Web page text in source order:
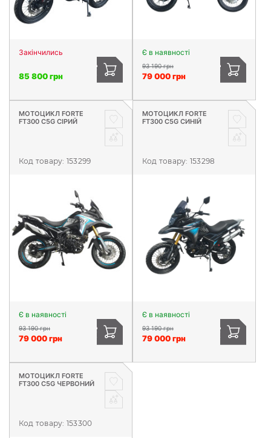
Закінчились
85 800 грн
Є в наявності
93 190 грн
79 000 грн
МОТОЦИКЛ FORTE
FT300 C5G СІРИЙ
Код товару: 153299
Є в наявності
93 190 грн
79 000 грн
МОТОЦИКЛ FORTE
FT300 C5G СИНІЙ
Код товару: 153298
Є в наявності
93 190 грн
79 000 грн
МОТОЦИКЛ FORTE
FT300 C5G ЧЕРВОНИЙ
Код товару: 153300